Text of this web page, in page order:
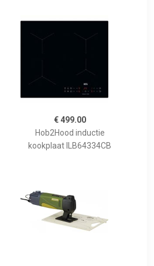
€ 499.00
Hob2Hood inductie
kookplaat ILB64334CB